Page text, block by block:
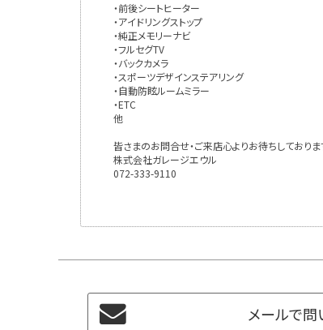
・前後シートヒーター
・アイドリングストップ
・純正メモリーナビ
・フルセグTV
・バックカメラ
・スポーツデザインステアリング
・自動防眩ルームミラー
・ETC
他
皆さまのお問合せ・ご来店心よりお待ちしておりま
株式会社ガレージエウル
072-333-9110
メールで